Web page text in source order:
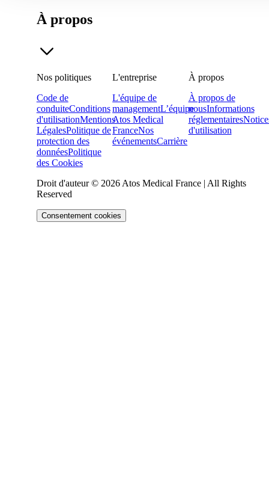
À propos
Nos politiques
Code de
conduiteConditions
d'utilisationMentions
LégalesPolitique de
protection des
donnéesPolitique
des Cookies
L'entreprise
L'équipe de
managementL’équipe
Atos Medical
FranceNos
événementsCarrière
À propos
À propos de
nousInformations
réglementaires
d'utilisation
Droit d'auteur © 2026 Atos Medical France | All Rights
Reserved
Consentement cookies